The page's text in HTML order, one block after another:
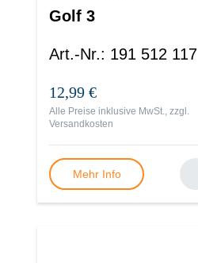
Golf 3
Art.-Nr.: 191 512 117
12,99 €
Alle Preise inklusive MwSt., zzgl.
Versandkosten
Mehr Info